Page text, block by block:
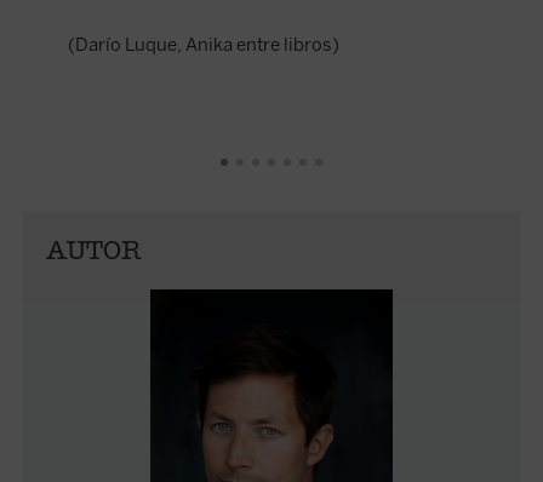
(Darío Luque, Anika entre libros)
AUTOR